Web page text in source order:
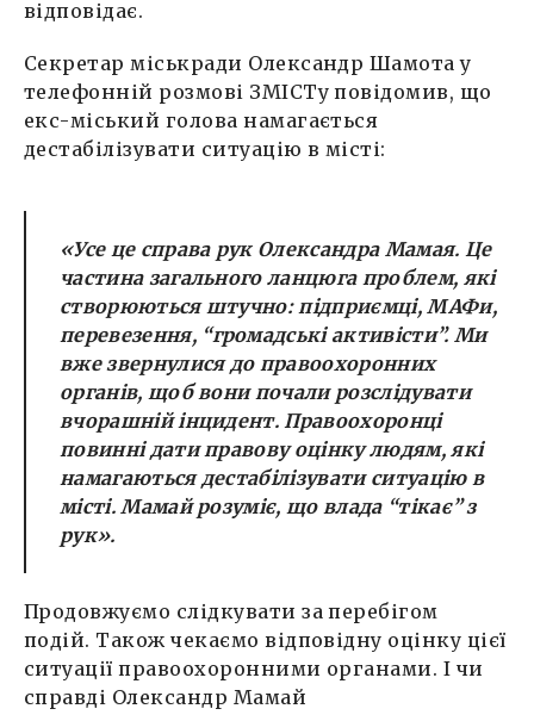
відповідає.
Секретар міськради Олександр Шамота у
телефонній розмові ЗМІСТу повідомив, що
екс-міський голова намагається
дестабілізувати ситуацію в місті:
«Усе це справа рук Олександра Мамая. Це
частина загального ланцюга проблем, які
створюються штучно: підприємці, МАФи,
перевезення, “громадські активісти”. Ми
вже звернулися до правоохоронних
органів, щоб вони почали розслідувати
вчорашній інцидент. Правоохоронці
повинні дати правову оцінку людям, які
намагаються дестабілізувати ситуацію в
місті. Мамай розуміє, що влада “тікає” з
рук».
Продовжуємо слідкувати за перебігом
подій. Також чекаємо відповідну оцінку цієї
ситуації правоохоронними органами. І чи
справді Олександр Мамай